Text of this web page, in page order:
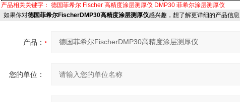
产品相关关键字： 德国菲希尔 Fischer 高精度涂层测厚仪 DMP30 菲希尔涂层测厚仪
如果你对德国菲希尔FischerDMP30高精度涂层测厚仪感兴趣，想了解更详细的产品信
产品：
您的单位：